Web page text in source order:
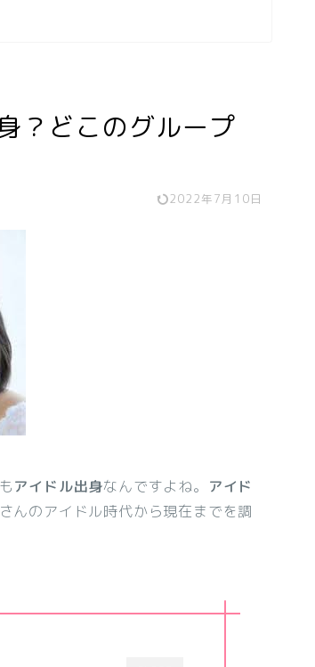
？どこのグループ
2022年7月10日
アイドル出身なんですよね。 アイド
んのアイドル時代から現在までを調